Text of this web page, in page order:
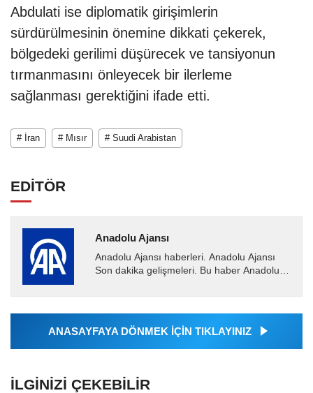
Abdulati ise diplomatik girişimlerin
sürdürülmesinin önemine dikkati çekerek,
bölgedeki gerilimi düşürecek ve tansiyonun
tırmanmasını önleyecek bir ilerleme
sağlanması gerektiğini ifade etti.
# İran # Mısır # Suudi Arabistan
EDİTÖR
Anadolu Ajansı
Anadolu Ajansı haberleri. Anadolu Ajansı
Son dakika gelişmeleri. Bu haber Anadolu
Ajansı tarafından...
ANASAYFAYA DÖNMEK İÇİN TIKLAYINIZ
İLGINIZI ÇEKEBILIR